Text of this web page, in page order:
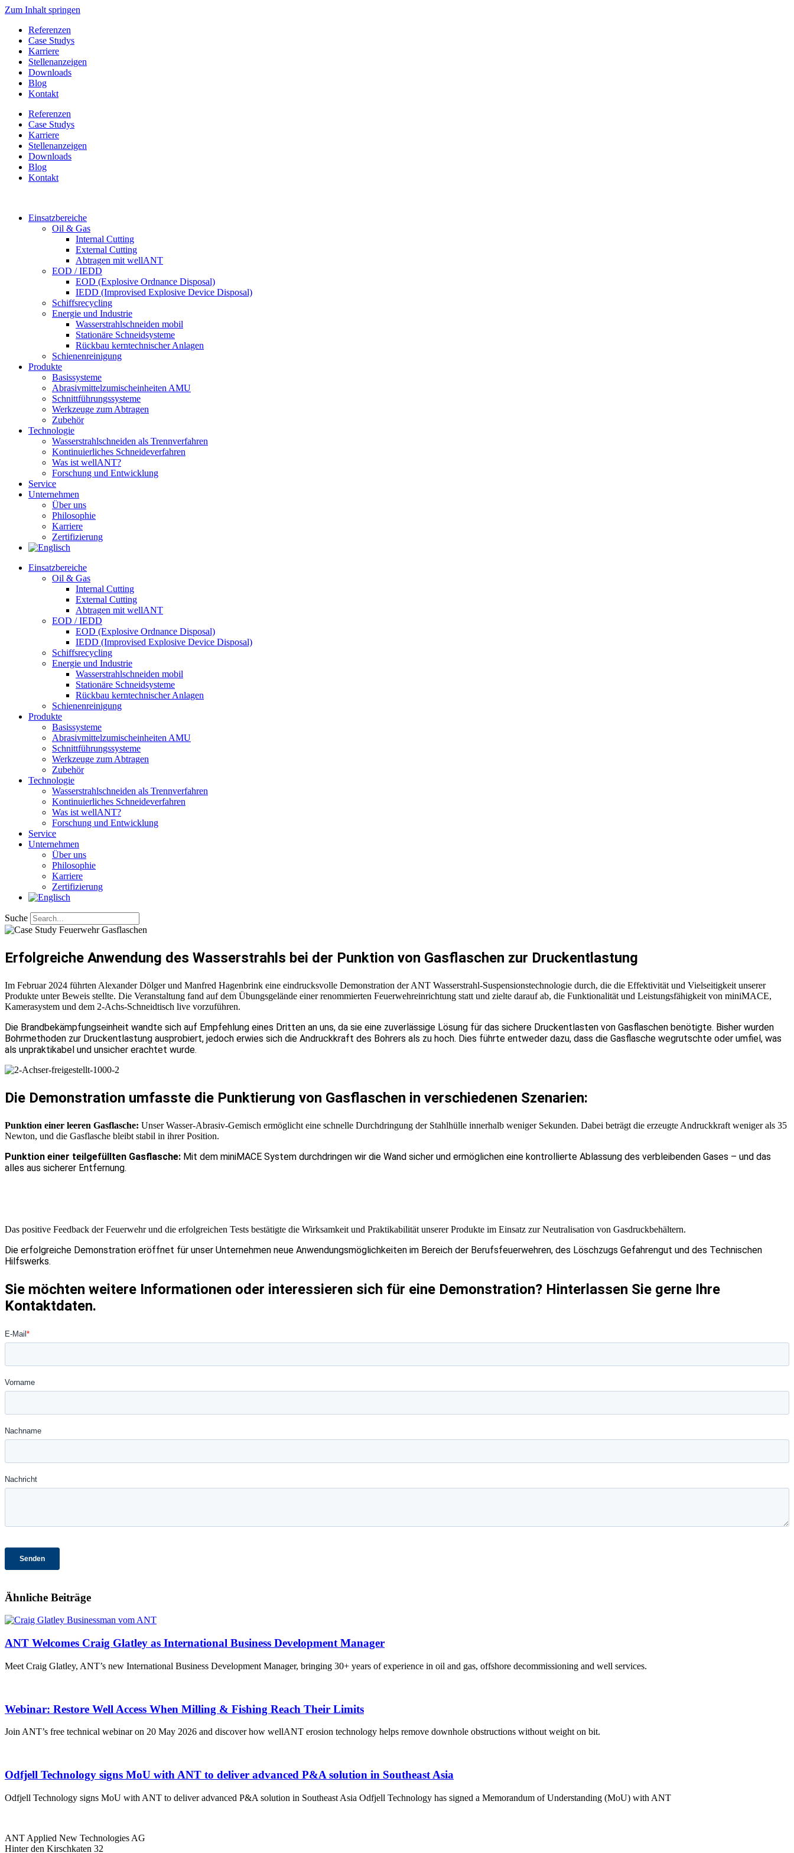
Zum Inhalt springen
Referenzen
Case Studys
Karriere
Stellenanzeigen
Downloads
Blog
Kontakt
Referenzen
Case Studys
Karriere
Stellenanzeigen
Downloads
Blog
Kontakt
Einsatzbereiche
Oil & Gas
Internal Cutting
External Cutting
Abtragen mit wellANT
EOD / IEDD
EOD (Explosive Ordnance Disposal)
IEDD (Improvised Explosive Device Disposal)
Schiffsrecycling
Energie und Industrie
Wasserstrahlschneiden mobil
Stationäre Schneidsysteme
Rückbau kerntechnischer Anlagen
Schienenreinigung
Produkte
Basissysteme
Abrasivmittelzumischeinheiten AMU
Schnittführungssysteme
Werkzeuge zum Abtragen
Zubehör
Technologie
Wasserstrahlschneiden als Trennverfahren
Kontinuierliches Schneideverfahren
Was ist wellANT?
Forschung und Entwicklung
Service
Unternehmen
Über uns
Philosophie
Karriere
Zertifizierung​
Einsatzbereiche
Oil & Gas
Internal Cutting
External Cutting
Abtragen mit wellANT
EOD / IEDD
EOD (Explosive Ordnance Disposal)
IEDD (Improvised Explosive Device Disposal)
Schiffsrecycling
Energie und Industrie
Wasserstrahlschneiden mobil
Stationäre Schneidsysteme
Rückbau kerntechnischer Anlagen
Schienenreinigung
Produkte
Basissysteme
Abrasivmittelzumischeinheiten AMU
Schnittführungssysteme
Werkzeuge zum Abtragen
Zubehör
Technologie
Wasserstrahlschneiden als Trennverfahren
Kontinuierliches Schneideverfahren
Was ist wellANT?
Forschung und Entwicklung
Service
Unternehmen
Über uns
Philosophie
Karriere
Zertifizierung​
Suche
Erfolgreiche Anwendung des Wasserstrahls bei der Punktion von Gasflaschen zur Druckentlastung
Im Februar 2024 führten Alexander Dölger und Manfred Hagenbrink eine eindrucksvolle Demonstration der ANT Wasserstrahl-Suspensionstechnologie durch, die die Effektivität und Vielseitigkeit unserer
Produkte unter Beweis stellte. Die Veranstaltung fand auf dem Übungsgelände einer renommierten Feuerwehreinrichtung statt und zielte darauf ab, die Funktionalität und Leistungsfähigkeit von miniMACE,
Kamerasystem und dem 2-Achs-Schneidtisch live vorzuführen.
Die Brandbekämpfungseinheit wandte sich auf Empfehlung eines Dritten an uns, da sie eine zuverlässige Lösung für das sichere Druckentlasten von Gasflaschen benötigte. Bisher wurden
Bohrmethoden zur Druckentlastung ausprobiert, jedoch erwies sich die Andruckkraft des Bohrers als zu hoch. Dies führte entweder dazu, dass die Gasflasche wegrutschte oder umfiel, was
als unpraktikabel und unsicher erachtet wurde.
Die Demonstration umfasste die Punktierung von Gasflaschen in verschiedenen Szenarien:
Punktion einer leeren Gasflasche: Unser Wasser-Abrasiv-Gemisch ermöglicht eine schnelle Durchdringung der Stahlhülle innerhalb weniger Sekunden. Dabei beträgt die erzeugte Andruckkraft weniger als 35
Newton, und die Gasflasche bleibt stabil in ihrer Position.
Punktion einer teilgefüllten Gasflasche: Mit dem miniMACE System durchdringen wir die Wand sicher und ermöglichen eine kontrollierte Ablassung des verbleibenden Gases – und das
alles aus sicherer Entfernung.
Das positive Feedback der Feuerwehr und die erfolgreichen Tests bestätigte die Wirksamkeit und Praktikabilität unserer Produkte im Einsatz zur Neutralisation von Gasdruckbehältern.
Die erfolgreiche Demonstration eröffnet für unser Unternehmen neue Anwendungsmöglichkeiten im Bereich der Berufsfeuerwehren, des Löschzugs Gefahrengut und des Technischen
Hilfswerks.
Sie möchten weitere Informationen oder interessieren sich für eine Demonstration? Hinterlassen Sie gerne Ihre
Kontaktdaten.
Ähnliche Beiträge
ANT Welcomes Craig Glatley as International Business Development Manager
Meet Craig Glatley, ANT’s new International Business Development Manager, bringing 30+ years of experience in oil and gas, offshore decommissioning and well services.
Webinar: Restore Well Access When Milling & Fishing Reach Their Limits
Join ANT’s free technical webinar on 20 May 2026 and discover how wellANT erosion technology helps remove downhole obstructions without weight on bit.
Odfjell Technology signs MoU with ANT to deliver advanced P&A solution in Southeast Asia
Odfjell Technology signs MoU with ANT to deliver advanced P&A solution in Southeast Asia Odfjell Technology has signed a Memorandum of Understanding (MoU) with ANT
ANT Applied New Technologies AG
Hinter den Kirschkaten 32